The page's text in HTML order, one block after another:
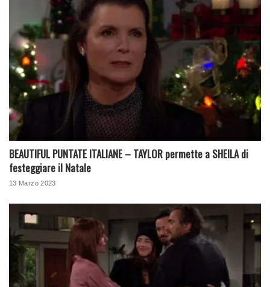
BEAUTIFUL PUNTATE ITALIANE – TAYLOR permette a SHEILA di
festeggiare il Natale
13 Marzo 2023